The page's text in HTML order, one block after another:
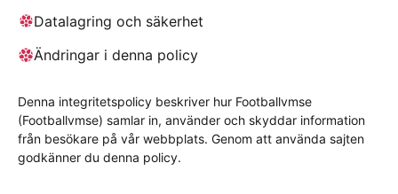
Datalagring och säkerhet
Ändringar i denna policy
Denna integritetspolicy beskriver hur Footballvmse
(Footballvmse) samlar in, använder och skyddar information
från besökare på vår webbplats. Genom att använda sajten
godkänner du denna policy.